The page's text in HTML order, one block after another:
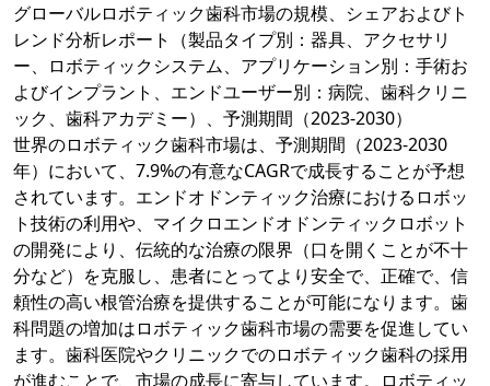
グローバルロボティック歯科市場の規模、シェアおよびト
レンド分析レポート（製品タイプ別：器具、アクセサリ
ー、ロボティックシステム、アプリケーション別：手術お
よびインプラント、エンドユーザー別：病院、歯科クリニ
ック、歯科アカデミー）、予測期間（2023-2030）
世界のロボティック歯科市場は、予測期間（2023-2030
年）において、7.9%の有意なCAGRで成長することが予想
されています。エンドオドンティック治療におけるロボッ
ト技術の利用や、マイクロエンドオドンティックロボット
の開発により、伝統的な治療の限界（口を開くことが不十
分など）を克服し、患者にとってより安全で、正確で、信
頼性の高い根管治療を提供することが可能になります。歯
科問題の増加はロボティック歯科市場の需要を促進してい
ます。歯科医院やクリニックでのロボティック歯科の採用
が進むことで、市場の成長に寄与しています。ロボティッ